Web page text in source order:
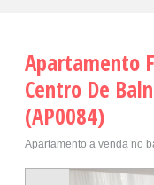
Apartamento
Centro De
(AP0084)
Apartamento a venda no